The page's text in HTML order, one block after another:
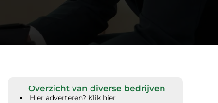
Overzicht van diverse bedrijven
Hier adverteren? Klik hier